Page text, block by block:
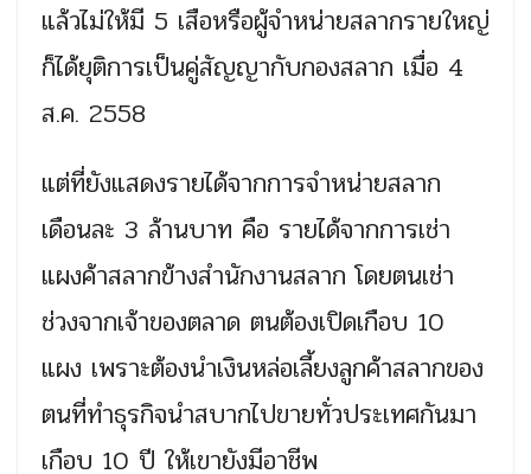
แล้วไม่ให้มี 5 เสือหรือผู้จำหน่ายสลากรายใหญ่
ก็ได้ยุติการเป็นคู่สัญญากับกองสลาก เมื่อ 4
ส.ค. 2558
แต่ที่ยังแสดงรายได้จากการจำหน่ายสลาก
เดือนละ 3 ล้านบาท คือ รายได้จากการเช่า
แผงค้าสลากข้างสำนักงานสลาก โดยตนเช่า
ช่วงจากเจ้าของตลาด ตนต้องเปิดเกือบ 10
แผง เพราะต้องนำเงินหล่อเลี้ยงลูกค้าสลากของ
ตนที่ทำธุรกิจนำสบากไปขายทั่วประเทศกันมา
เกือบ 10 ปี ให้เขายังมีอาชีพ